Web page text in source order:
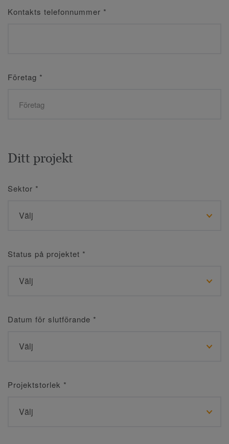
Kontakts telefonnummer *
Företag *
Ditt projekt
Sektor *
Status på projektet *
Datum för slutförande *
Projektstorlek *